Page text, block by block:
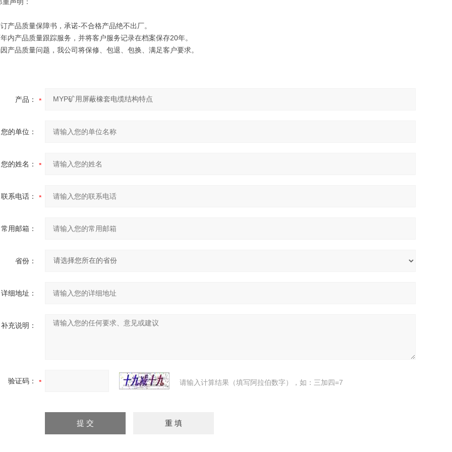
产品质量保障书，承诺-不合格产品绝不出厂。
内产品质量跟踪服务，并将客户服务记录在档案保存20年。
产品质量问题，我公司将保修、包退、包换、满足客户要求。
产品：
您的单位：
您的姓名：
联系电话：
常用邮箱：
省份：
详细地址：
补充说明：
验证码： 请输入计算结果（填写阿拉伯数字），如：三加四=7